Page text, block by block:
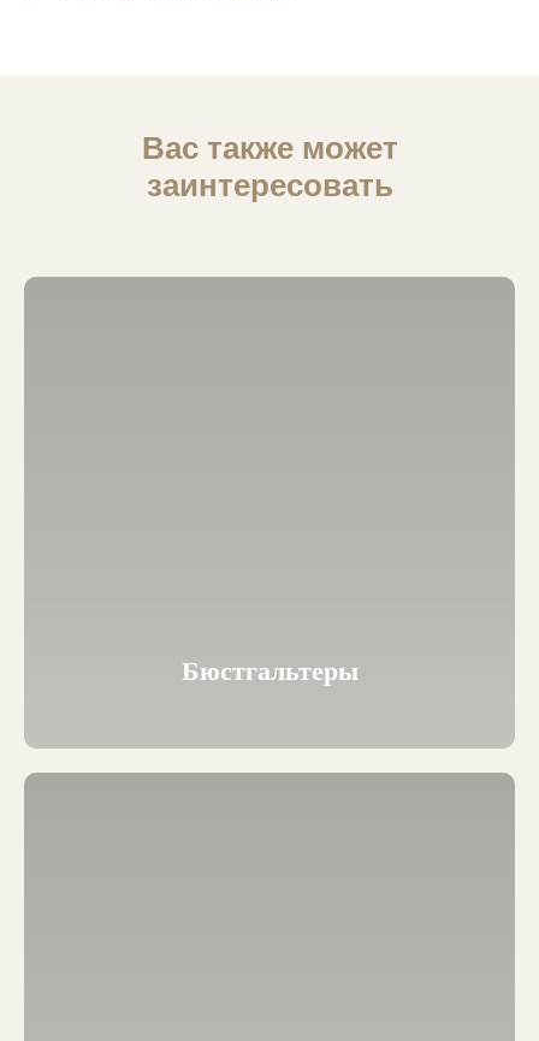
Вас также может
заинтересовать
Бюстгальтеры